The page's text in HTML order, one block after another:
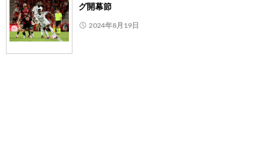
グ開幕節
2024年8月19日